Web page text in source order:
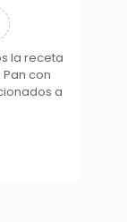
la receta
con
a